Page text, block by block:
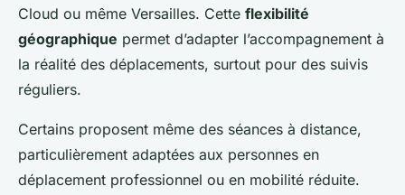
Cloud ou même Versailles. Cette flexibilité
géographique permet d’adapter l’accompagnement à
la réalité des déplacements, surtout pour des suivis
réguliers.
Certains proposent même des séances à distance,
particulièrement adaptées aux personnes en
déplacement professionnel ou en mobilité réduite.